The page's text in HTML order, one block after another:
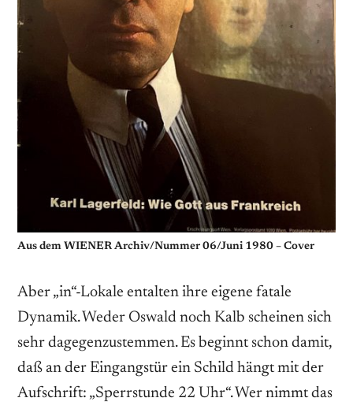
Aus dem WIENER Archiv/Nummer 06/Juni 1980 – Cover
Aber „in“-Lokale entalten ihre eigene fatale
Dynamik. Weder Oswald noch Kalb scheinen sich
sehr dagegenzustemmen. Es beginnt schon damit,
daß an der Eingangstür ein Schild hängt mit der
Aufschrift: „Sperrstunde 22 Uhr“. Wer nimmt das